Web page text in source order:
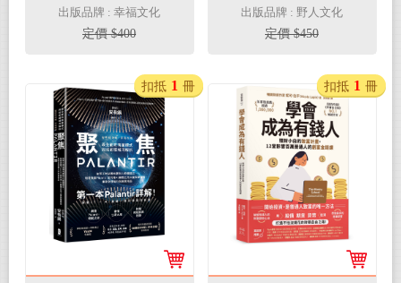
「不夠花、不敢花」的
金錢焦慮、學會建立有
安心感的全方位財務計
出版品牌 : 幸福文化
定價 $400
名校入學輕鬆get！點燃
動機×漲分策略×優勢環
境打造=考試實力大爆
出版品牌 : 野人文化
定價 $450
扣抵 1 冊 扣抵 1 冊